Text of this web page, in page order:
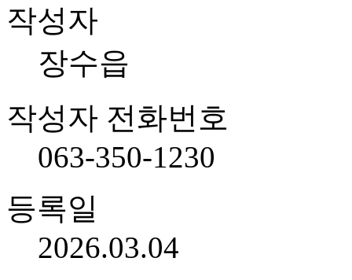
작성자
장수읍
작성자 전화번호
063-350-1230
등록일
2026.03.04